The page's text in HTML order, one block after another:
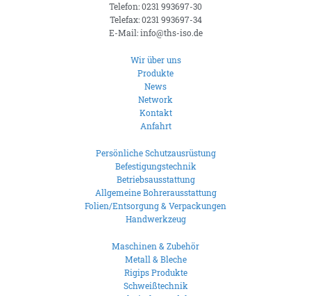
Telefon: 0231 993697-30
Telefax: 0231 993697-34
E-Mail: info@ths-iso.de
Wir über uns
Produkte
News
Network
Kontakt
Anfahrt
Persönliche Schutzausrüstung
Befestigungstechnik
Betriebsausstattung
Allgemeine Bohrerausstattung
Folien/Entsorgung & Verpackungen
Handwerkzeug
Maschinen & Zubehör
Metall & Bleche
Rigips Produkte
Schweißtechnik